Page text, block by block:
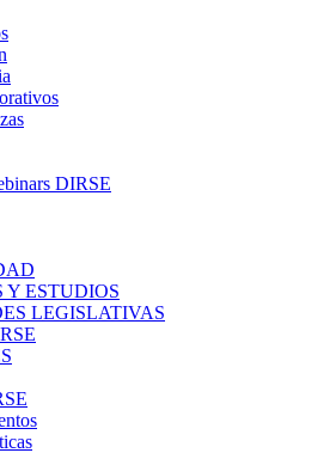
DIRSE
Y ESTUDIOS
LEGISLATIVAS